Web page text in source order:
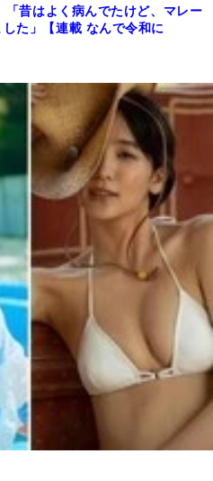
「昔はよく病んでたけど、マレー
た」【連載 なんで令和に